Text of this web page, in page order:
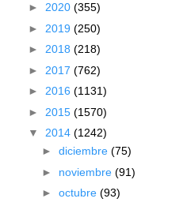
► 2020 (355)
► 2019 (250)
► 2018 (218)
► 2017 (762)
► 2016 (1131)
► 2015 (1570)
▼ 2014 (1242)
► diciembre (75)
► noviembre (91)
► octubre (93)